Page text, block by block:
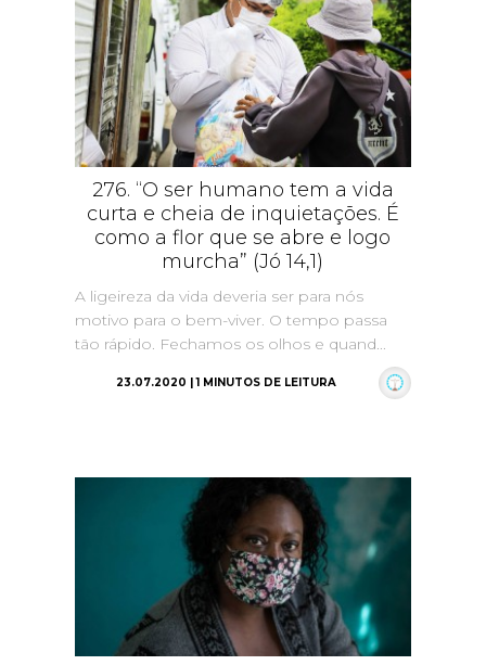
276. “O ser humano tem a vida
curta e cheia de inquietações. É
como a flor que se abre e logo
murcha” (Jó 14,1)
A ligeireza da vida deveria ser para nós
motivo para o bem-viver. O tempo passa
tão rápido. Fechamos os olhos e quand...
23.07.2020 | 1 MINUTOS DE LEITURA